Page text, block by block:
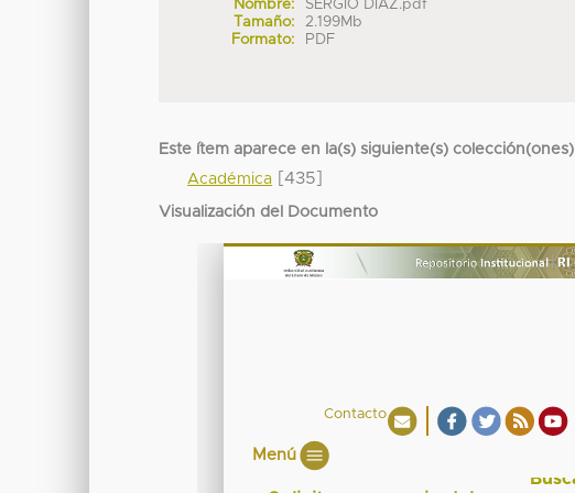
Nombre:
SERGIO DIAZ.pdf
Tamaño:
2.199Mb
Formato:
PDF
Este ítem aparece en la(s) siguiente(s) colección(ones)
Académica [435]
Visualización del Documento